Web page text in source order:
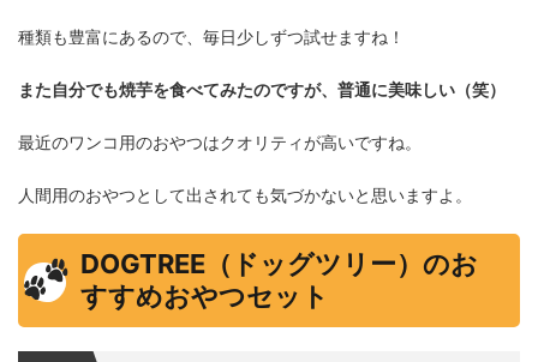
種類も豊富にあるので、毎日少しずつ試せますね！
また自分でも焼芋を食べてみたのですが、普通に美味しい（笑）
最近のワンコ用のおやつはクオリティが高いですね。
人間用のおやつとして出されても気づかないと思いますよ。
DOGTREE（ドッグツリー）のお
すすめおやつセット